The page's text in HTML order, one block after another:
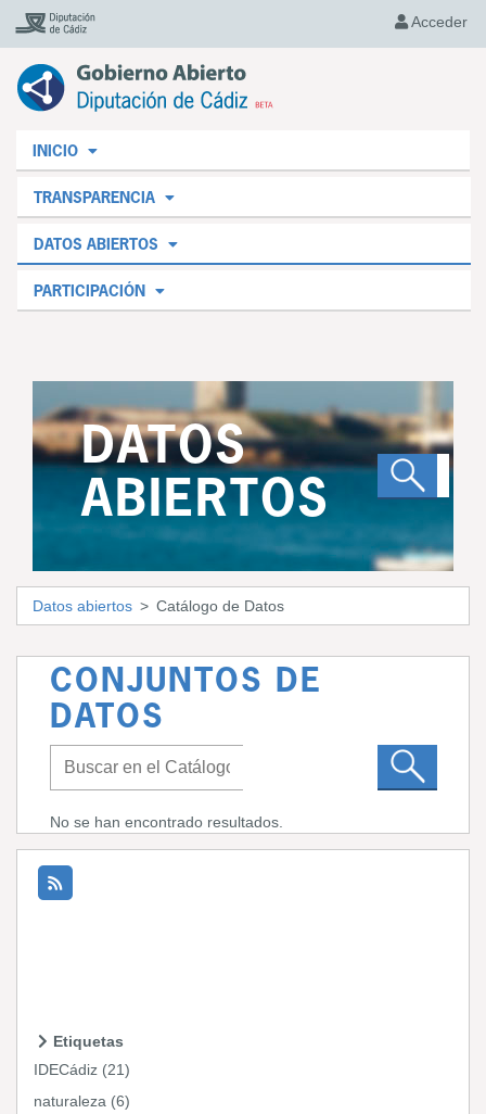
Acceder
INICIO
TRANSPARENCIA
DATOS ABIERTOS
PARTICIPACIÓN
DATOS
ABIERTOS
Datos abiertos Catálogo de Datos
CONJUNTOS DE
DATOS
No se han encontrado resultados.
Etiquetas
IDECádiz (21)
naturaleza (6)